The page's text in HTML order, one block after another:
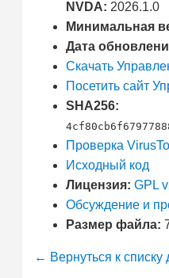
NVDA: 2026.1.0
Минимальная
Дата
Скачать
Посетить сайт
SHA256:
Проверка
Исходный код
Лицензия: GPL
Обсуждение и
Размер файла:
← Вернуться к списку